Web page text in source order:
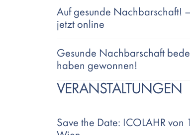
Auf gesunde Nachbarschaft!
jetzt online
Gesunde Nachbarschaft
haben gewonnen!
VERANSTALTUNGEN
Save the Date: ICOLAHR